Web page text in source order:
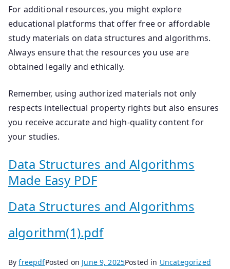
For additional resources, you might explore
educational platforms that offer free or affordable
study materials on data structures and algorithms.
Always ensure that the resources you use are
obtained legally and ethically.
Remember, using authorized materials not only
respects intellectual property rights but also ensures
you receive accurate and high-quality content for
your studies.
Data Structures and Algorithms
Made Easy PDF
Data Structures and Algorithms
algorithm(1).pdf
ByfreepdfPosted on June 9, 2025Posted in Uncategorized